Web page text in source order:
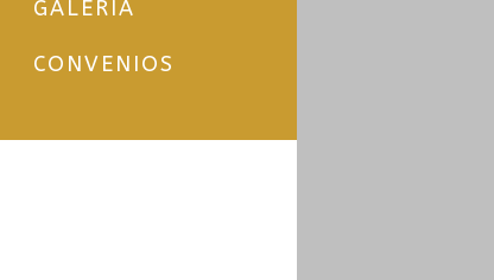
GALERÍA
CONVENIOS